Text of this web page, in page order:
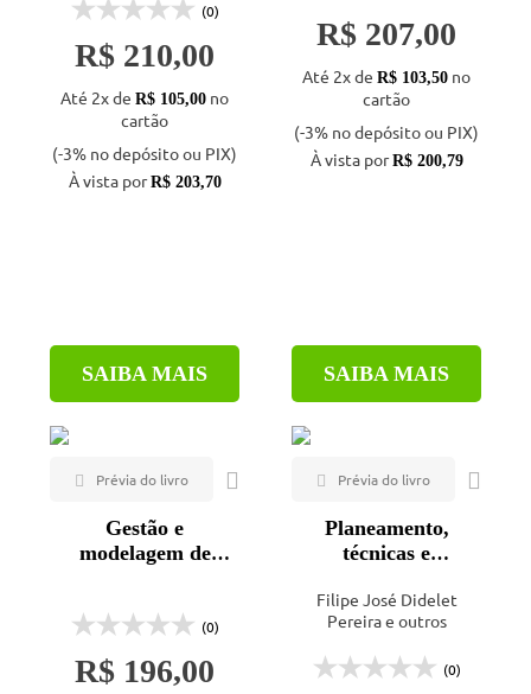
(0)
R$ 210,00
Até 2x de R$ 105,00 no
cartão
(-3% no depósito ou PIX)
À vista porR$ 203,70
SAIBA MAIS
R$ 207,00
Até 2x de R$ 103,50 no
cartão
(-3% no depósito ou PIX)
À vista porR$ 200,79
SAIBA MAIS
Gestão e
modelagem de
arquitetos
(0)
R$ 196,00
Planeamento,
técnicas e
manutenção
Filipe José Didelet
Pereira e outros
(0)